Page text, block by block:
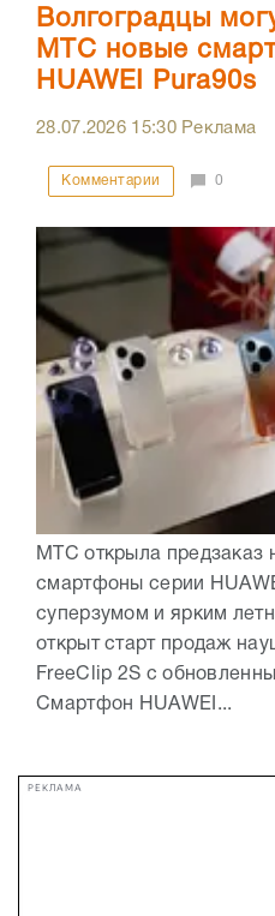
Волгоградцы
МТС новые
HUAWEI Pura90s
28.07.2026 15:30Реклама
Комментарии 0
МТС открыла предзаказ
смартфоны серии
суперзумом и ярким
открыт старт продаж
FreeClip 2S с
Смартфон HUAWEI...
РЕКЛАМА